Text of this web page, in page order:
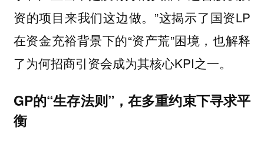
资的项目来我们这边做。”这揭示了国资LP
在资金充裕背景下的“资产荒”困境，也解释
了为何招商引资会成为其核心KPI之一。
GP的“生存法则”，在多重约束下寻求平
衡